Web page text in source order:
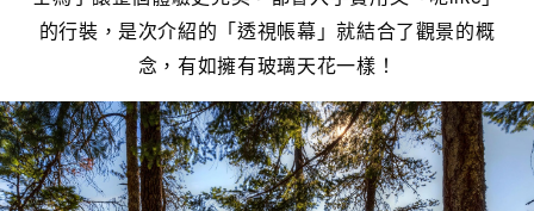
的行裝，是次介紹的「透視帳幕」就結合了觀景的概
念，有如擁有玻璃天花一樣！